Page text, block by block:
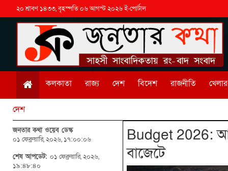
২০ শ্রাবণ ১৪৩৩, বৃহস্পতি ০৬ আগস্ট ২০২৬ ই-পোর্টাল
কলকাতা রাজ্য দেশ বিদেশ রাজনীতি
দেশ
জনতার কথা ওয়েব ডেস্ক
০১ ফেব্রুয়ারি, ২০২৬, ১৭:০০:০৬
শেষ আপডেট: ০১ ফেব্রুয়ারি, ২০২৬,
১৯:৪৮:৪০
Budget 2026:
বাজেটে